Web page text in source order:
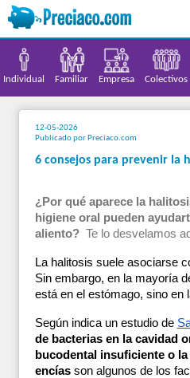
Individual Familiar Empresa Colectivos
12-05-2026
Publicado por Preciaco.com
6 consejos para prevenir la
¿Por qué aparece la
higiene oral pueden
aliento? Te lo desvelamos
La halitosis suele asociarse
Sin embargo, en la mayoría
está en el estómago, sino en
Según indica un estudio de
de bacterias en la cavidad
bucodental insuficiente o
encías son algunos de los